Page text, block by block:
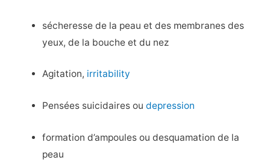
sécheresse de la peau et des membranes des
yeux, de la bouche et du nez
Agitation, irritability
Pensées suicidaires oudepression
formation d’ampoules ou desquamation de la
peau